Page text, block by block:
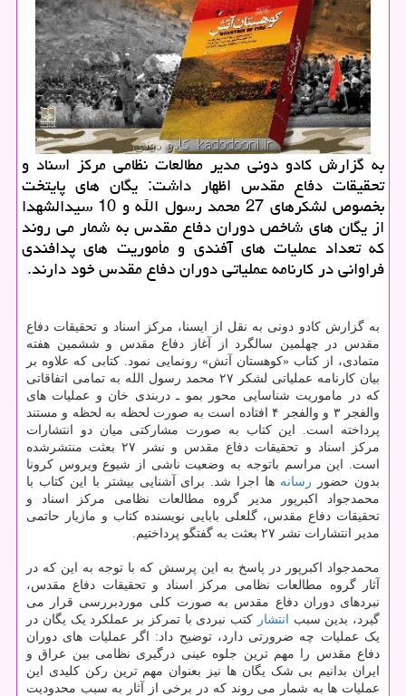
به گزارش كادو دونی مدیر مطالعات نظامی مركز اسناد و
تحقیقات دفاع مقدس اظهار داشت: یگان های پایتخت
بخصوص لشكرهای 27 محمد رسول الله و 10 سیدالشهدا
از یگان های شاخص دوران دفاع مقدس به شمار می روند
كه تعداد عملیات های آفندی و مأموریت های پدافندی
فراوانی در كارنامه عملیاتی دوران دفاع مقدس خود دارند.
به گزارش کادو دونی به نقل از ایسنا، مرکز اسناد و تحقیقات دفاع
مقدس در چهلمین سالگرد از آغاز دفاع مقدس و ششمین هفته
متمادی، از کتاب «کوهستان آتش» رونمایی نمود. کتابی که علاوه بر
بیان کارنامه عملیاتی لشکر ۲۷ محمد رسول الله به تمامی اتفاقاتی
که در ماموریت شناسایی محور بمو ـ دربندی خان و عملیات های
والفجر ۳ و والفجر ۴ افتاده است به صورت لحظه به لحظه و مستند
پرداخته است. این کتاب به صورت مشارکتی میان دو انتشارات
مرکز اسناد و تحقیقات دفاع مقدس و نشر ۲۷ بعثت منتشرشده
است. این مراسم باتوجه به وضعیت ناشی از شیوع ویروس کرونا
بدون حضور رسانه ها اجرا شد. برای آشنایی بیشتر با این کتاب با
محمدجواد اکبرپور مدیر گروه مطالعات نظامی مرکز اسناد و
تحقیقات دفاع مقدس، گلعلی بابایی نویسنده کتاب و مازیار حاتمی
مدیر انتشارات نشر ۲۷ بعثت به گفتگو پرداختیم.
محمدجواد اکبرپور در پاسخ به این پرسش که با توجه به این که در
آثار گروه مطالعات نظامی مرکز اسناد و تحقیقات دفاع مقدس،
نبردهای دوران دفاع مقدس به صورت کلی موردبررسی قرار می
گیرد، بدین سبب انتشار کتب نبردی با تمرکز بر عملکرد یک یگان در
یک عملیات چه ضرورتی دارد، توضیح داد: اگر عملیات های دوران
دفاع مقدس را مهم ترین جلوه عینی درگیری نظامی بین عراق و
ایران بدانیم بی شک یگان ها نیز بعنوان مهم ترین رکن کلیدی این
عملیات ها به شمار می روند که در برخی از آثار به سبب محدودیت